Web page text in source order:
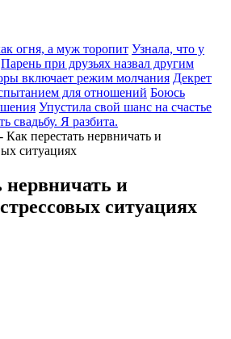
огня, а муж торопит Узнала, что у
Парень при друзьях назвал другим
включает режим молчания Декрет
для отношений Боюсь
Упустила свой шанс на счастье
свадьбу. Я разбита.
- Как перестать нервничать и
ситуациях
нервничать и
ситуациях